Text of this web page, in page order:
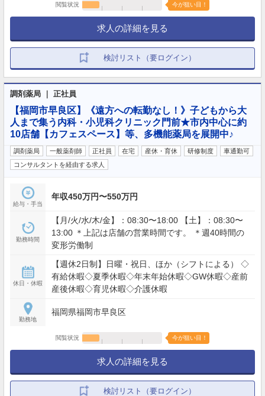
閲覧状況 今が狙い目！
求人の詳細を見る
検討リスト（要ログイン）
調剤薬局 ｜ 正社員
【福岡市早良区】《遠方への転勤なし！》子どもから大
人まで集う内科・小児科クリニック門前★市内中心に約
10店舗【カフェスペース】等、多機能薬局を展開中♪
調剤薬局 一般薬剤師 正社員 在宅 産休・育休 研修制度
車通勤可
コンサルタントを経由する求人
給与・手当
年収450万円〜550万円
勤務時間
【月/火/水/木/金】：08:30〜18:00 【土】：08:30〜
13:00 ＊上記は店舗の営業時間です。 ＊週40時間の
変形労働制
休日・休暇
【週休2日制】日曜・祝日、ほか（シフトによる） ◇
有給休暇◇夏季休暇◇年末年始休暇◇GW休暇◇産前
産後休暇◇育児休暇◇介護休暇
勤務地
福岡県福岡市早良区
閲覧状況 今が狙い目！
求人の詳細を見る
検討リスト（要ログイン）